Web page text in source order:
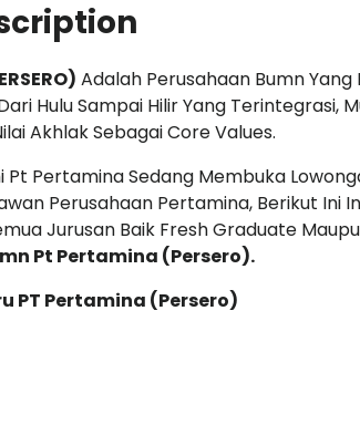
Adalah Perusahaan Bumn
Hulu Sampai Hilir Yang
Akhlak Sebagai Core Values.
Pt Pertamina Sedang Membuka
Perusahaan Pertamina, Berikut Ini
Jurusan Baik Fresh Graduate
Pt Pertamina (Persero).
PT Pertamina (Persero)